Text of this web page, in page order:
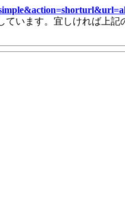
ています。宜しければ上